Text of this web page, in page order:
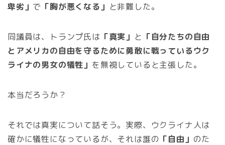
卑劣」 で 「胸が悪くなる」 と非難した。
同議員は、トランプ氏は 「真実」 と 「自分たちの自由
とアメリカの自由を守るために勇敢に戦っているウク
ライナの男女の犠牲」 を無視していると主張した。
本当だろうか？
それでは真実について話そう。実際、ウクライナ人は
確かに犠牲になっているが、それは誰の 「自由」 のた